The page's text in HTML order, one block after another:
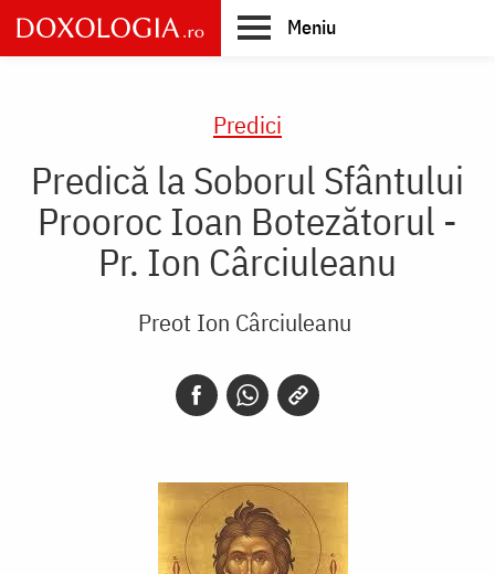
Skip
to
main
Meniu
Predici
Predică la Soborul Sfântului
Prooroc Ioan Botezătorul -
Pr. Ion Cârciuleanu
Preot Ion Cârciuleanu